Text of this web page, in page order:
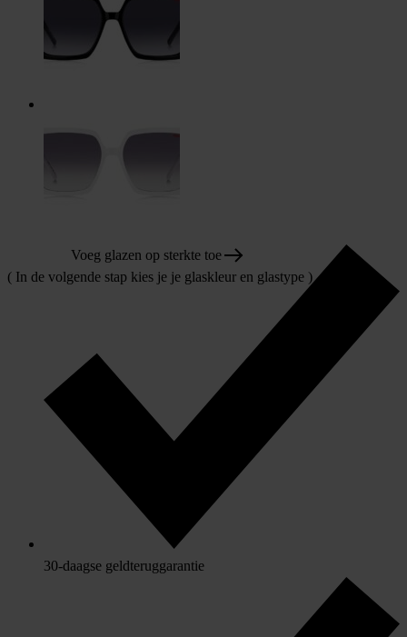
Voeg glazen op sterkte toe
( In de volgende stap kies je je glaskleur en glastype )
30-daagse geldteruggarantie